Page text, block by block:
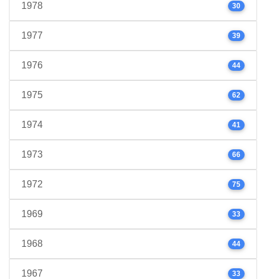
1978 30
1977 39
1976 44
1975 62
1974 41
1973 66
1972 75
1969 33
1968 44
1967 33